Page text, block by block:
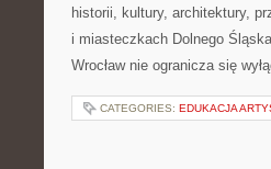
historii, kultury, architektury,
i miasteczkach Dolnego
Wrocław nie ogranicza się
CATEGORIES: EDUKACJA